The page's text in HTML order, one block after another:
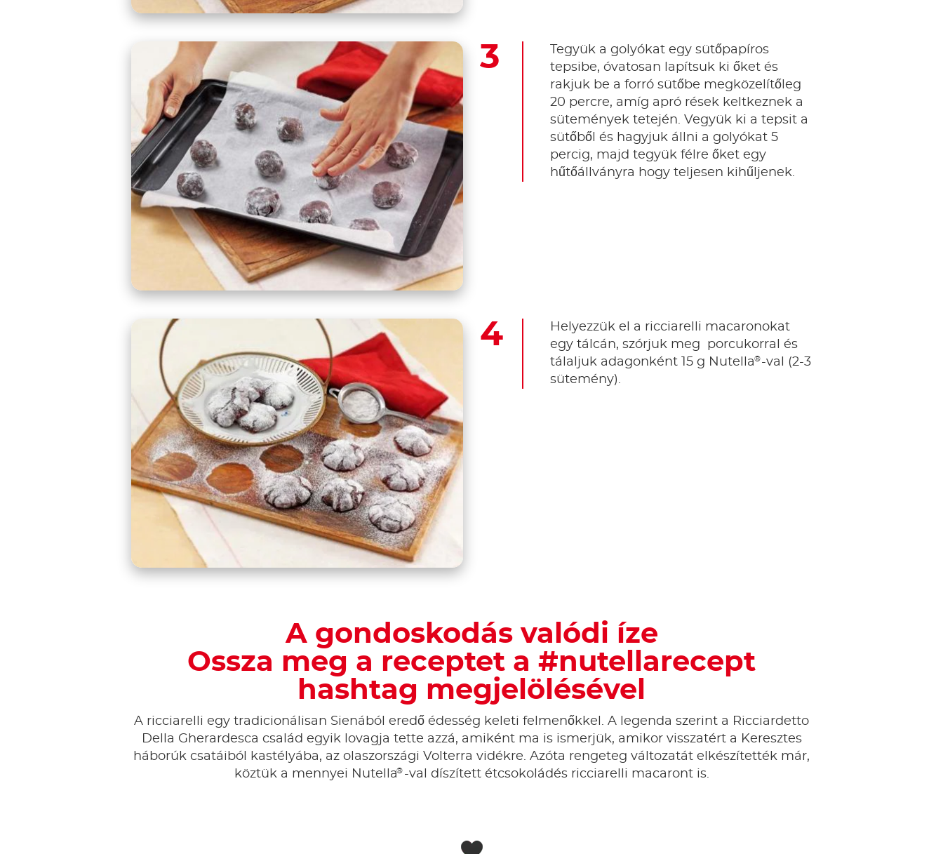
Tegyük a golyókat egy sütőpapíros
tepsibe, óvatosan lapítsuk ki őket és
rakjuk be a forró sütőbe megközelítőleg
20 percre, amíg apró rések keltkeznek a
sütemények tetején. Vegyük ki a tepsit a
sütőből és hagyjuk állni a golyókat 5
percig, majd tegyük félre őket egy
hűtőállványra hogy teljesen kihűljenek.
Helyezzük el a ricciarelli macaronokat
egy tálcán, szórjuk meg porcukorral és
tálaljuk adagonként 15 g Nutella® -val (2-3
sütemény).
A gondoskodás valódi íze
Ossza meg a receptet a #nutellarecept
hashtag megjelölésével
A ricciarelli egy tradicionálisan Sienából eredő édesség keleti felmenőkkel. A legenda szerint a Ricciardetto
Della Gherardesca család egyik lovagja tette azzá, amiként ma is ismerjük, amikor visszatért a Keresztes
háborúk csatáiból kastélyába, az olaszországi Volterra vidékre. Azóta rengeteg változatát elkészítették már,
köztük a mennyei Nutella® -val díszített étcsokoládés ricciarelli macaront is.